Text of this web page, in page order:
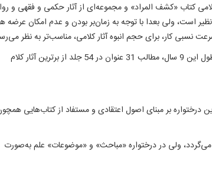
کتاب «کشف المراد» و مجموعه‌ای از آثار حکمی و فقهی و
است، ولی بعدا با توجه به زمان‌بر بودن و عدم امکان عرضه
نسبی کار، برای حجم انبوه آثار کلامی، مناسب‌تر به نظر
پروژه درختواره کلام اسلامی از سال 83 شروع شده و ابتدا درختواره علم کلام با استفاده از اهم منابع کلامی استخراج شده و در طول اين 9 سال، مطالب 31 عنوان در 54 جلد از برترين آثار کلام
بر مبنای اصول اعتقادی و مستفاد از کتاب‌هايی
می‌گردد، ولی در درختواره «مباحث» و «موضوعات» علم به‌صورت